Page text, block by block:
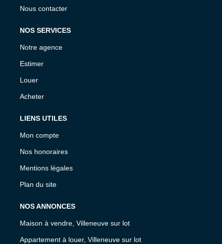
Nous contacter
NOS SERVICES
Notre agence
Estimer
Louer
Acheter
LIENS UTILES
Mon compte
Nos honoraires
Mentions légales
Plan du site
NOS ANNONCES
Maison à vendre, Villeneuve sur lot
Appartement à louer, Villeneuve sur lot